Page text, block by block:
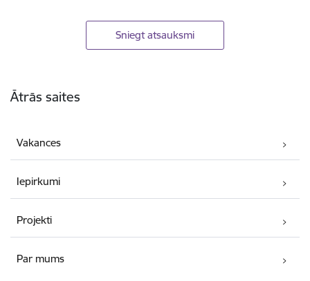
Sniegt atsauksmi
Ātrās saites
Vakances
Iepirkumi
Projekti
Par mums